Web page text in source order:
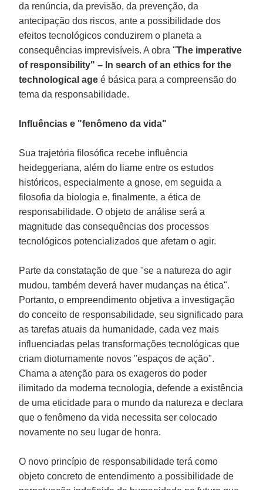
da renúncia, da previsão, da prevenção, da
antecipação dos riscos, ante a possibilidade dos
efeitos tecnológicos conduzirem o planeta a
consequências imprevisíveis. A obra "The imperative
of responsibility" – In search of an ethics for the
technological age é básica para a compreensão do
tema da responsabilidade.
Influências e "fenômeno da vida"
Sua trajetória filosófica recebe influência
heideggeriana, além do liame entre os estudos
históricos, especialmente a gnose, em seguida a
filosofia da biologia e, finalmente, a ética de
responsabilidade. O objeto de análise será a
magnitude das consequências dos processos
tecnológicos potencializados que afetam o agir.
Parte da constatação de que "se a natureza do agir
mudou, também deverá haver mudanças na ética".
Portanto, o empreendimento objetiva a investigação
do conceito de responsabilidade, seu significado para
as tarefas atuais da humanidade, cada vez mais
influenciadas pelas transformações tecnológicas que
criam dioturnamente novos "espaços de ação".
Chama a atenção para os exageros do poder
ilimitado da moderna tecnologia, defende a existência
de uma eticidade para o mundo da natureza e declara
que o fenômeno da vida necessita ser colocado
novamente no seu lugar de honra.
O novo princípio de responsabilidade terá como
objeto concreto de entendimento a possibilidade de